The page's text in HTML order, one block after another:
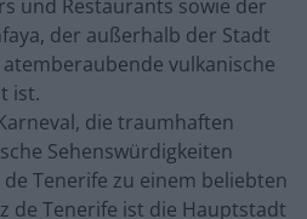
und Restaurants sowie der
der außerhalb der Stadt
vulkanische
ist.
die traumhaften
Sehenswürdigkeiten
Tenerife zu einem beliebten
de Tenerife ist die Hauptstadt